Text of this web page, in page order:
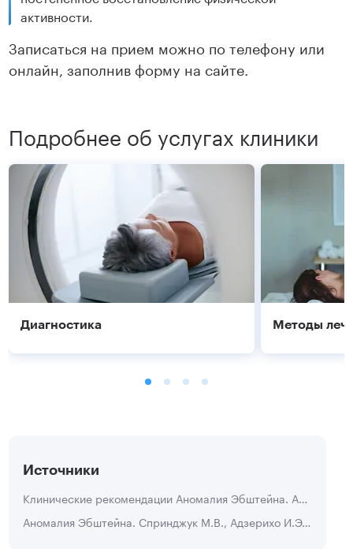
активности.
Записаться на прием можно по телефону или
онлайн, заполнив форму на сайте.
Подробнее об услугах клиники
Диагностика
Подробнее
Методы
Подробнее
Источники
Клинические рекомендации Аномалия Эбштейна. Ассоциация сердечно-сосудистых хирургов России  Всероссийское научное общество кардиологов;  Российское научное общество рентгенэндоваскулярных хирургов и интервенционных радиологов;
Аномалия Эбштейна. Спринджук М.В., Адзерихо И.Э., Дергачев А.В.